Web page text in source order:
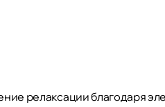
релаксации благодаря